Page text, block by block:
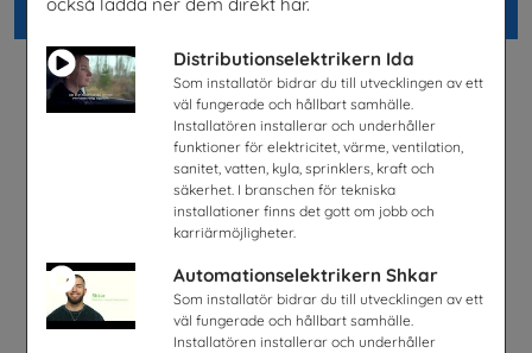
Distributionselektrikern Ida
Som installatör bidrar du till utvecklingen av ett
väl fungerade och hållbart samhälle.
Installatören installerar och underhåller
funktioner för elektricitet, värme, ventilation,
sanitet, vatten, kyla, sprinklers, kraft och
säkerhet. I branschen för tekniska
installationer finns det gott om jobb och
karriärmöjligheter.
Automationselektrikern Shkar
Som installatör bidrar du till utvecklingen av ett
väl fungerade och hållbart samhälle.
Installatören installerar och underhåller
Beställ 0kr